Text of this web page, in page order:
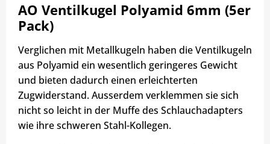
AO Ventilkugel Polyamid 6mm (5er
Pack)
Verglichen mit Metallkugeln haben die Ventilkugeln
aus Polyamid ein wesentlich geringeres Gewicht
und bieten dadurch einen erleichterten
Zugwiderstand. Ausserdem verklemmen sie sich
nicht so leicht in der Muffe des Schlauchadapters
wie ihre schweren Stahl-Kollegen.